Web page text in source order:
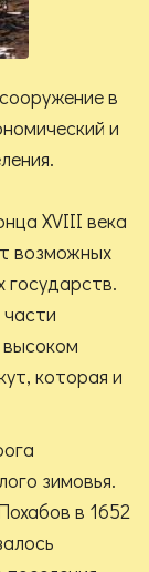
в
и
XVIII века
возможных
государств.
которая и
зимовья.
в 1652